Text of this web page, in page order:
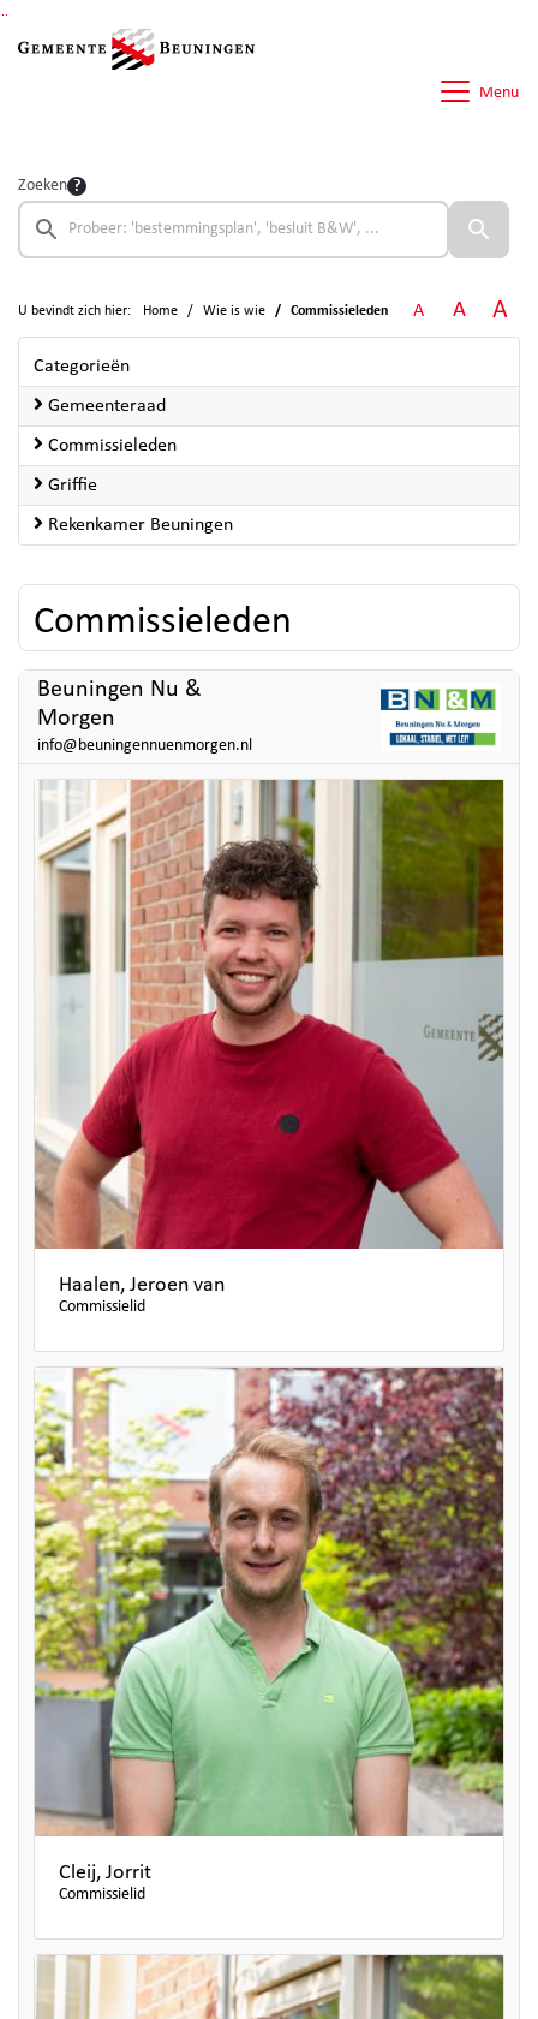
Menu
Zoeken
U bevindt zich hier: Home Wie is wie Commissieleden A A A
Categorieën
Gemeenteraad
Commissieleden
Griffie
Rekenkamer Beuningen
Commissieleden
Beuningen Nu &
Morgen
info@beuningennuenmorgen.nl
Haalen, Jeroen van
Commissielid
Cleij, Jorrit
Commissielid